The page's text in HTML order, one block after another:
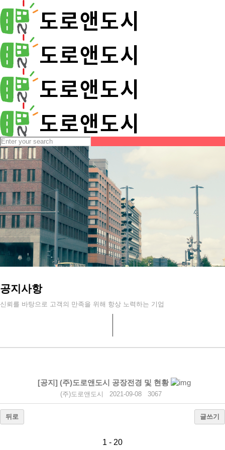
공지사항
신뢰를 바탕으로 고객의 만족을 위해 항상 노력하는 기업
[공지] (주)도로앤도시 공장전경 및 현황
(주)도로앤도시 2021-09-08 3067
뒤로 글쓰기
1 - 20